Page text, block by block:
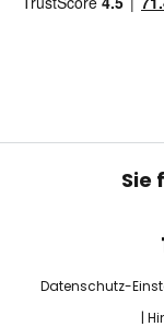
Sie
Datenschutz-